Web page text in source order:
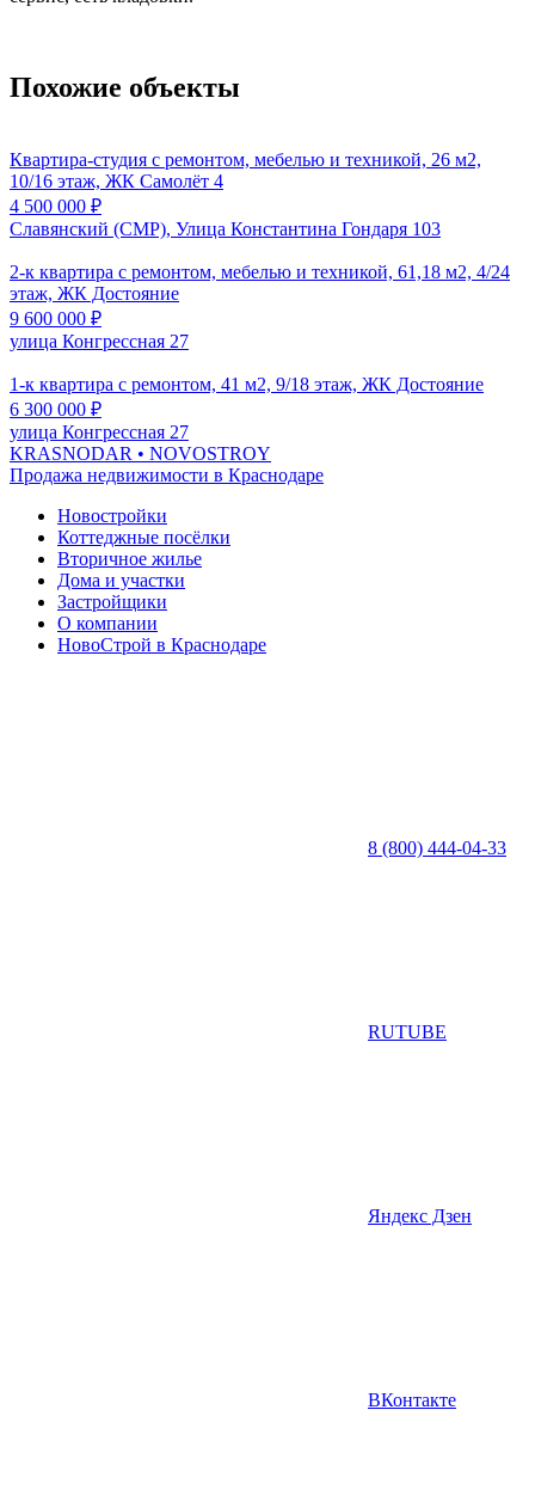
Похожие объекты
Квартира-студия с ремонтом, мебелью и техникой, 26 м2,
10/16 этаж, ЖК Самолёт 4
4 500 000 ₽
Славянский (СМР), Улица Константина Гондаря 103
2-к квартира с ремонтом, мебелью и техникой, 61,18 м2, 4/24
этаж, ЖК Достояние
9 600 000 ₽
улица Конгрессная 27
1-к квартира с ремонтом, 41 м2, 9/18 этаж, ЖК Достояние
6 300 000 ₽
улица Конгрессная 27
KRASNODAR • NOVOSTROY
Продажа недвижимости в Краснодаре
Новостройки
Коттеджные посёлки
Вторичное жилье
Дома и участки
Застройщики
О компании
НовоСтрой в Краснодаре
8 (800) 444-04-33
RUTUBE
Яндекс Дзен
ВКонтакте